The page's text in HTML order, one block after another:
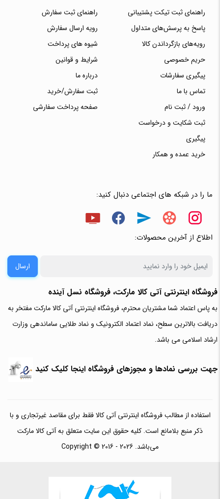
راهنمای ثبت تیکت پشتیبانی
پاسخ به پرسش‌های متداول
رویه‌های بازگرداندن کالا
حریم خصوصی
پیگیری سفارشات
تماس با ما
ورود / ثبت نام
ثبت شکایت و درخواست
پیگیری
خرید عمده و همکار
راهنمای ثبت سفارش
رویه ارسال سفارش
شیوه های پرداخت
شرایط و قوانین
درباره ما
ثبت سفارش/خرید
صفحه پرداخت سفارشی
ما را در شبکه های اجتماعی دنبال کنید:
اطلاع از آخرین محصولات:
ارسال
فروشگاه اینترنتی آتی‌ کالا مارکت، فروشگاه نسل آینده
به پاس اعتماد شما مشتریان محترم، فروشگاه اینترنتی آتی کالا مارکت مفتخر به
دریافت بالاترین سطح، نماد اعتماد الکترونیک و نماد طلایی ساماندهی وزارت
ارشاد اسلامی می باشد.
جهت بررسی نمادها و مجوزهای فروشگاه اینجا کلیک کنید
استفاده از مطالب فروشگاه اینترنتی آتی کالا فقط برای مقاصد غیرتجاری و با
ذکر منبع بلامانع است. کلیه حقوق این سایت متعلق به آتی کالا مارکت
می‌باشد. Copyright © 2016 - 2026